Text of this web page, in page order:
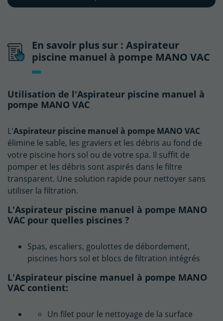
En savoir plus sur : Aspirateur
piscine manuel à pompe MANO VAC
Utilisation de l'Aspirateur piscine manuel à
pompe MANO VAC
L'Aspirateur piscine manuel à pompe MANO VAC
élimine le sable, les graviers et les débris au fond de
votre piscine hors sol ou de votre spa. Il suffit de
pomper et les débris sont aspirés dans le filtre
transparent. Une solution rapide pour nettoyer sans
utiliser la filtration.
L'Aspirateur piscine manuel à pompe MANO
VAC pour quelles piscines ?
Spas, escaliers, goulottes de débordement,
piscines hors sol et blocs de filtration intégrés
L'Aspirateur piscine manuel à pompe MANO
VAC contient:
Un filet pour le nettoyage de la surface